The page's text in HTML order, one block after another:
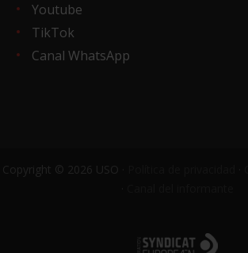
Youtube
TikTok
Canal WhatsApp
Copyright © 2026 USO ·